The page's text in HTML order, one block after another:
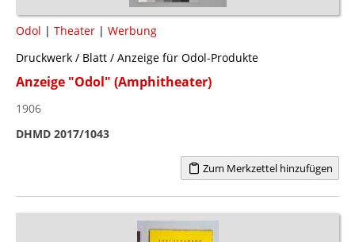
Odol | Theater | Werbung
Druckwerk / Blatt / Anzeige für Odol-Produkte
Anzeige "Odol" (Amphitheater)
1906
DHMD 2017/1043
Zum Merkzettel hinzufügen